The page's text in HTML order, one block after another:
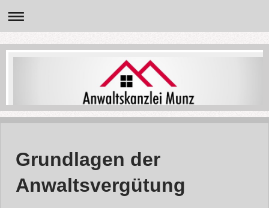
Grundlagen der
Anwaltsvergütung